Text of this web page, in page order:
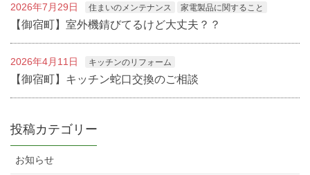
2026年7月29日 住まいのメンテナンス 家電製品に関すること
【御宿町】室外機錆びてるけど大丈夫？？
2026年4月11日 キッチンのリフォーム
【御宿町】キッチン蛇口交換のご相談
投稿カテゴリー
お知らせ